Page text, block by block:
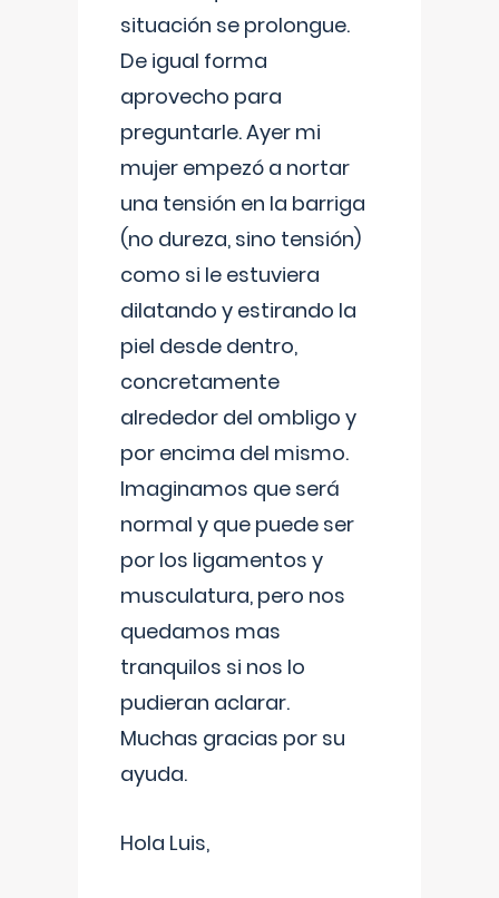
situación se prolongue.
De igual forma
aprovecho para
preguntarle. Ayer mi
mujer empezó a nortar
una tensión en la barriga
(no dureza, sino tensión)
como si le estuviera
dilatando y estirando la
piel desde dentro,
concretamente
alrededor del ombligo y
por encima del mismo.
Imaginamos que será
normal y que puede ser
por los ligamentos y
musculatura, pero nos
quedamos mas
tranquilos si nos lo
pudieran aclarar.
Muchas gracias por su
ayuda.
Hola Luis,